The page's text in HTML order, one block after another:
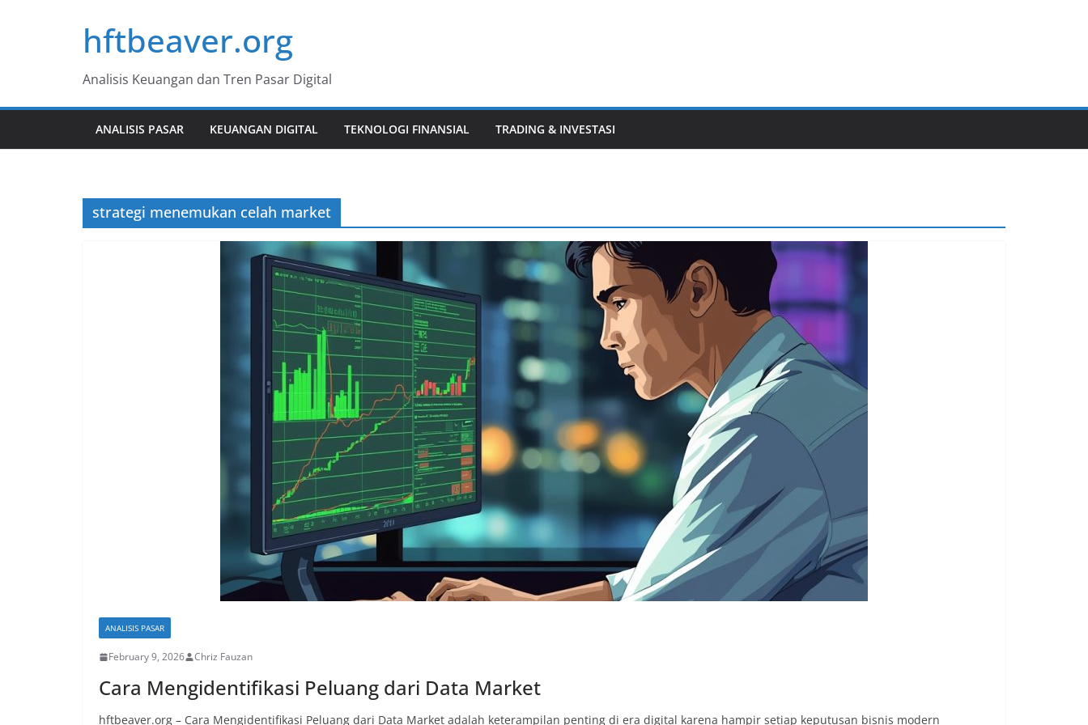
hftbeaver.org
Analisis Keuangan dan Tren Pasar Digital
ANALISIS PASAR KEUANGAN DIGITAL TEKNOLOGI FINANSIAL TRADING & INVESTASI
strategi menemukan celah market
ANALISIS PASAR
February 9, 2026 Chriz Fauzan
Cara Mengidentifikasi Peluang dari Data Market
hftbeaver.org – Cara Mengidentifikasi Peluang dari Data Market adalah keterampilan penting di era digital karena hampir setiap keputusan bisnis modern